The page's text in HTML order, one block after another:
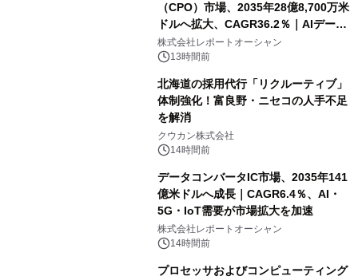
（CPO）市場、2035年28億8,700万米
ドルへ拡大、CAGR36.2％｜AIデータ
センター・高速光通信需要が成長を加
速
株式会社レポートオーシャン
13時間前
北海道の採用代行「リクルーティブ」
体制強化！富良野・ニセコの人手不足
を解消
クウカン株式会社
14時間前
データコンバータIC市場、2035年141
億米ドルへ成長｜CAGR6.4％、AI・
5G・IoT需要が市場拡大を加速
株式会社レポートオーシャン
14時間前
プロセッサおよびコンピューティング